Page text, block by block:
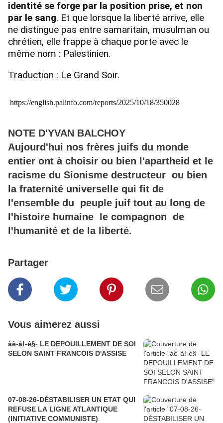
identité se forge par la position prise, et non
par le sang. Et que lorsque la liberté arrive, elle
ne distingue pas entre samaritain, musulman ou
chrétien, elle frappe à chaque porte avec le
même nom : Palestinien.
Traduction : Le Grand Soir.
https://english.palinfo.com/reports/2025/10/18/350028
NOTE D'YVAN BALCHOY
Aujourd'hui nos frères juifs du monde
entier ont à choisir ou bien l'apartheid et le
racisme du Sionisme destructeur ou bien
la fraternité universelle qui fit de
l'ensemble du peuple juif tout au long de
l'histoire humaine le compagnon de
l'humanité et de la liberté.
Partager
Vous aimerez aussi
àè-à!-é§- LE DEPOUILLEMENT DE SOI
SELON SAINT FRANCOIS D'ASSISE
07-08-26-DÉSTABILISER UN ETAT QUI
REFUSE LA LIGNE ATLANTIQUE
(INITIATIVE COMMUNISTE)